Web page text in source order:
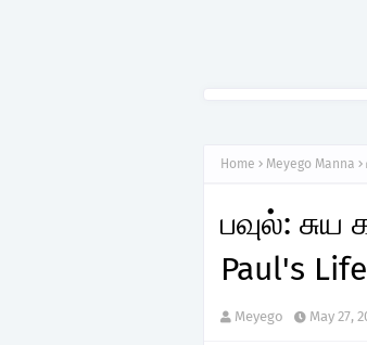
Home Meyego Manna
பவுல்: சுய
Paul's Life
Meyego May 27,